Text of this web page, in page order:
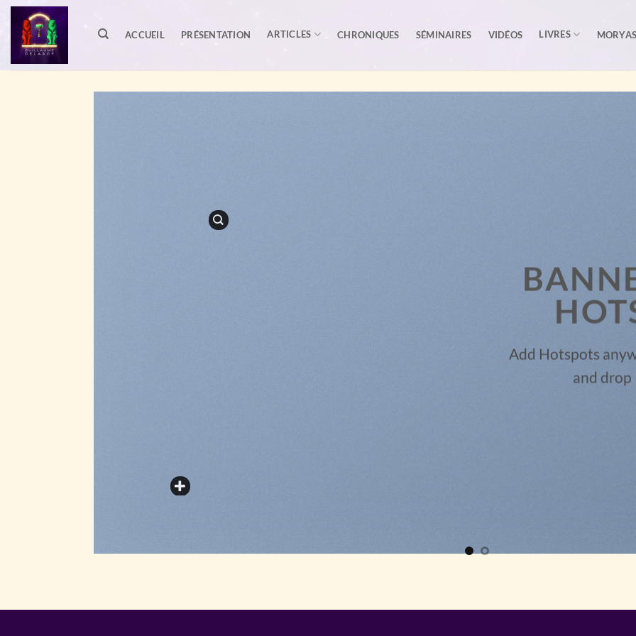
Passer
contenu
ACCUEIL PRÉSENTATION ARTICLES CHRONIQUES SÉMINAIRES VIDÉOS LIVRES
Add Hotspots
and drop